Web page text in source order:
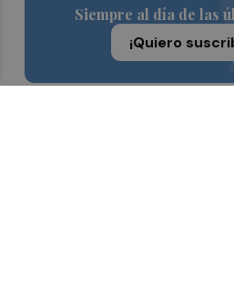
Siempre al día de las
¡Quiero